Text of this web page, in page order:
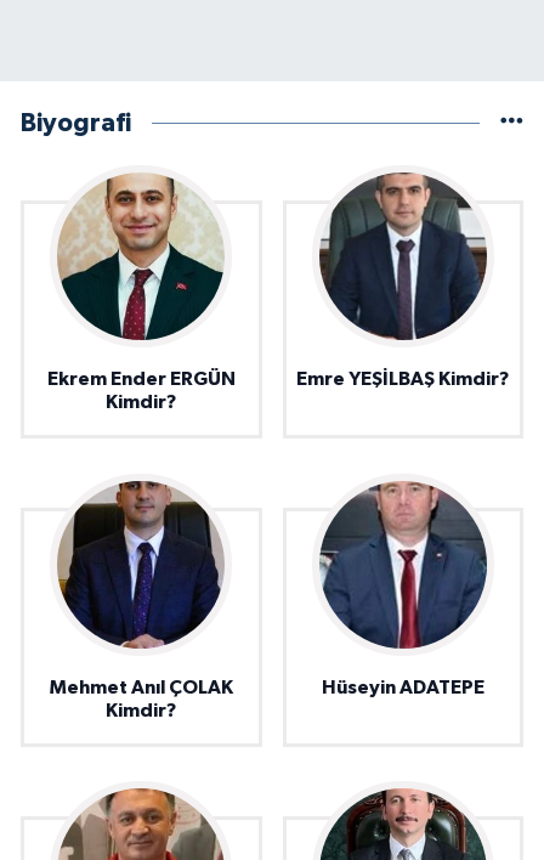
Biyografi
Ekrem Ender ERGÜN
Kimdir?
Emre YEŞİLBAŞ Kimdir?
Mehmet Anıl ÇOLAK
Kimdir?
Hüseyin ADATEPE